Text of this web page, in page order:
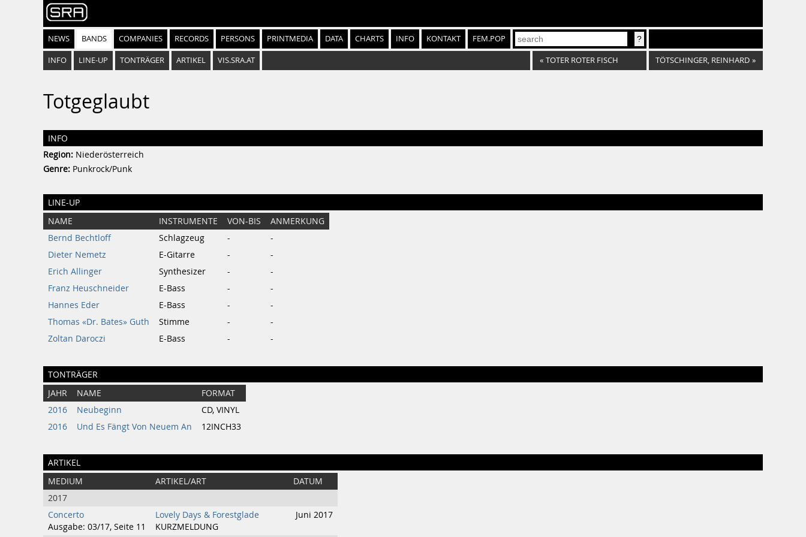
NEWS BANDS COMPANIES RECORDS PERSONS PRINTMEDIA DATA CHARTS INFO KONTAKT FEM.POP
INFO LINE-UP TONTRÄGER ARTIKEL VIS.SRA.AT « TOTER ROTER FISCH TÖTSCHINGER, REINHARD »
Totgeglaubt
INFO
Region: Niederösterreich
Genre: Punkrock/Punk
LINE-UP
NAME INSTRUMENTE VON-BIS
ANMERKUNG
Bernd Bechtloff
Schlagzeug -
-
Dieter Nemetz
E-Gitarre -
-
Erich Allinger
Synthesizer -
-
Franz Heuschneider
E-Bass -
-
Hannes Eder
E-Bass -
-
Thomas «Dr. Bates» Guth
Stimme -
-
Zoltan Daroczi
E-Bass - -
TONTRÄGER
JAHR NAME
FORMAT
2016
Neubeginn
CD, VINYL
2016
Und Es Fängt Von Neuem An 12INCH33
ARTIKEL
MEDIUM ARTIKEL/ART
DATUM
2017
Concerto
Ausgabe: 03/17, Seite 11
Lovely Days & Forestglade
KURZMELDUNG
Juni 2017